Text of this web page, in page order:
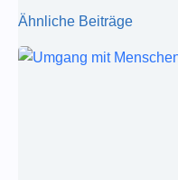
Ähnliche Beiträge